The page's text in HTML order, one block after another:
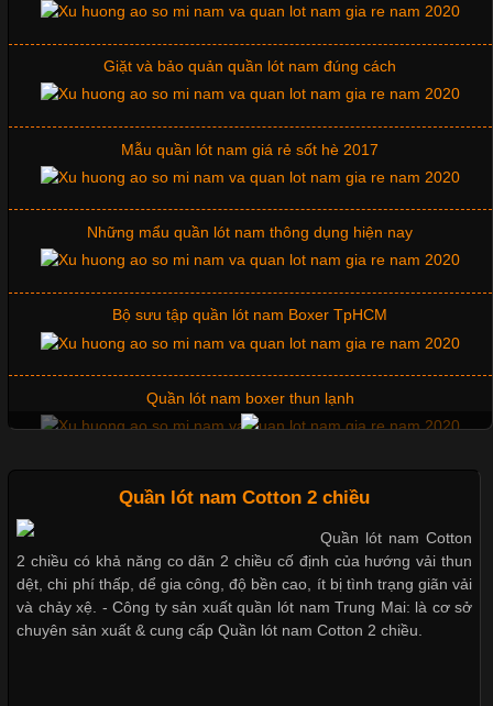
Cập nhật 2026-07-07 15:54:44
Trong lĩnh vực may mặc, chất liệu vải luôn là yếu tố quyết định
đến chất lượng sản phẩm và mức độ hài lòng của khách hàng.
Đối với những đơn vị kinh doanh áo thun đồng phục hay đồ lót
nam, việc lựa chọn đúng loại vải sẽ giúp nâng cao giá trị sản
phẩm, giảm tỷ lệ hàng lỗi và
Tìm Hiểu Các Kiểu Cổ Áo Thun Được Ưa Chuộng Trong
Ngành Thời Trang
Áo thun là một trong những trang phục phổ biến nhất hiện nay
nhờ tính tiện dụng, dễ phối đồ và phù hợp với nhiều đối tượng.
quan trọng tạo nên phong cách riêng cho từng sản phẩm. Mỗi
loại cổ áo sẽ mang đến một vẻ đẹp khác
Những Mẫu Áo Thun Đồng Phục Công Ty Được Ưa
Chuộng Hiện Nay
Mẫu quần short quần lót nam nữ hè thu 2017
Dễ chịu hơn với quần lót nam giá rẻ vải Cotton 4 chiều
Quần lót nam Cotton 2 chiều
Quần lót nam Cotton
2 chiều có khả năng co dãn 2 chiều cố định của hướng vải thun
dệt, chi phí thấp, dể gia công, độ bền cao, ít bị tình trạng giãn vải
và chảy xệ. - Công ty sản xuất quần lót nam Trung Mai: là cơ sở
chuyên sản xuất & cung cấp Quần lót nam Cotton 2 chiều.